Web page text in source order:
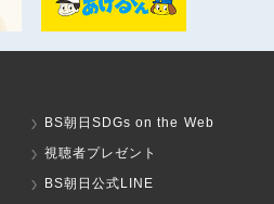
BS朝日SDGs on the Web
視聴者プレゼント
BS朝日公式LINE